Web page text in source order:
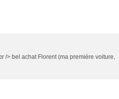
/> bel achat Florent (ma premiére voiture,